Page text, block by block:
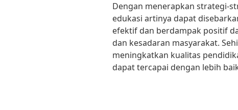
Dengan menerapkan strategi-
edukasi artinya dapat
efektif dan berdampak positif
dan kesadaran masyarakat.
meningkatkan kualitas
dapat tercapai dengan lebih